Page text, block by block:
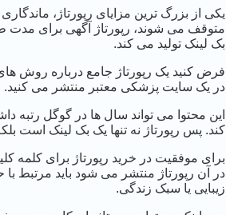
یکی از بزرگ ترین مزایای رپورتاژ،
متوقف می شوند، رپورتاژ آگهی برای مدت
بک لینک تولید می کند.
فرض کنید یک رپورتاژ جامع درباره روش
در یک سایت پزشکی معتبر منتشر می کنید.
این محتوا می تواند سال ها در گوگل رتبه
کند. پس رپورتاژ نه تنها یک بک لینک است
برای موفقیت در خرید رپورتاژ برای کلمه
در آن رپورتاژ منتشر می شود باید مرتبط
زیبایی یا سبک زندگی.